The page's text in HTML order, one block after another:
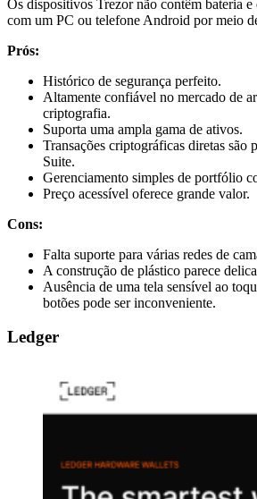
Os dispositivos Trezor não contêm bateria
com um PC ou telefone Android por meio
Prós:
Histórico de segurança perfeito.
Altamente confiável no mercado de
criptografia.
Suporta uma ampla gama de ativos.
Transações criptográficas diretas são
Suite.
Gerenciamento simples de portfólio
Preço acessível oferece grande valor.
Cons:
Falta suporte para várias redes de
A construção de plástico parece
Ausência de uma tela sensível ao
botões pode ser inconveniente.
Ledger